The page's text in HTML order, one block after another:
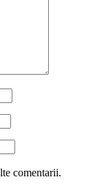
comentarii.